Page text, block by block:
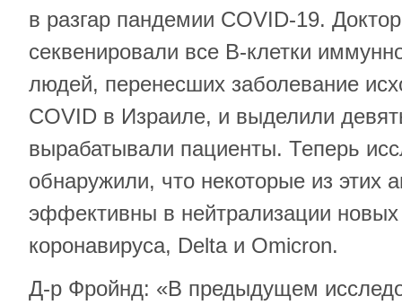
в разгар пандемии COVID-19.
секвенировали все В-клетки
людей, перенесших заболевание
COVID в Израиле, и выделили
вырабатывали пациенты. Теперь
обнаружили, что некоторые из этих
эффективны в нейтрализации новых
коронавируса, Delta и Omicron.
Д-р Фройнд: «В предыдущем